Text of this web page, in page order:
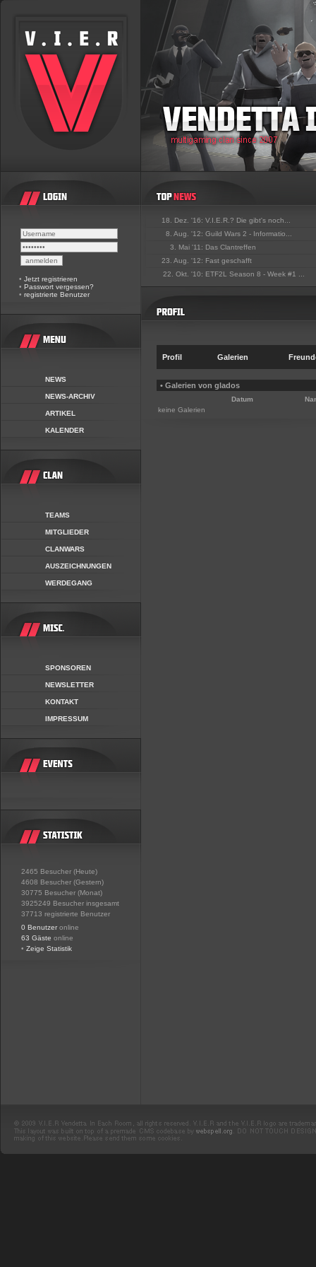
• Jetzt registrieren
• Passwort vergessen?
• registrierte Benutzer
NEWS
NEWS-ARCHIV
ARTIKEL
KALENDER
TEAMS
MITGLIEDER
CLANWARS
AUSZEICHNUNGEN
WERDEGANG
SPONSOREN
NEWSLETTER
KONTAKT
IMPRESSUM
2465 Besucher (Heute)
4608 Besucher (Gestern)
30775 Besucher (Monat)
3925249 Besucher insgesamt
37713 registrierte Benutzer
0 Benutzer online
63 Gäste online
• Zeige Statistik
18. Dez. '16: V.I.E.R.? Die gibt's noch...
8. Aug. '12: Guild Wars 2 - Informatio...
3. Mai '11: Das Clantreffen
23. Aug. '12: Fast geschafft
22. Okt. '10: ETF2L Season 8 - Week #1 ...
Profil Galerien
• Galerien von glados
Datum
keine Galerien